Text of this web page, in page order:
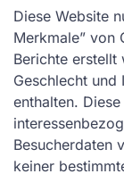
Diese Website
Merkmale” von
Berichte erstellt
Geschlecht und
enthalten.
Besucherdaten
keiner